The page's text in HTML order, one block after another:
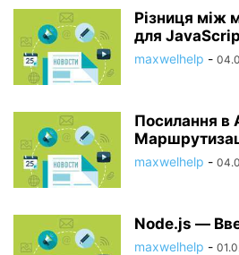
Різниця між
для
maxwelhelp -
Посилання
maxwelhelp -
Node.js —
maxwelhelp -